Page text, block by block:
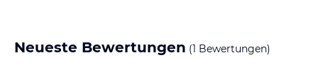
Neueste Bewertungen (1 Bewertungen)